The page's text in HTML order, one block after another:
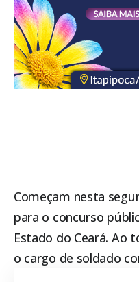
Começam nesta
para o concurso
Estado do Ceará. Ao
o cargo de soldado